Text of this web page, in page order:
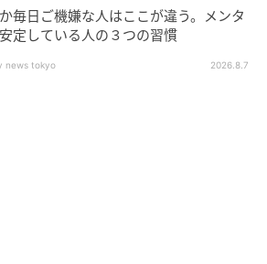
毎日ご機嫌な人はここが違う。メンタ
定している人の３つの習慣
news tokyo 2026.8.7